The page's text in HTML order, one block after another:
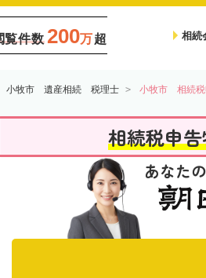
覧件数 200万超 相続
小牧市 遺産相続 税理士 小牧市 相続
相続税申
あなた